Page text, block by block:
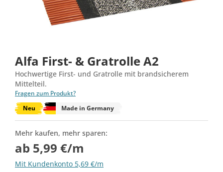
Alfa First- & Gratrolle A2
Hochwertige First- und Gratrolle mit brandsicherem
Mittelteil.
Fragen zum Produkt?
Neu
Made in Germany
Mehr kaufen, mehr sparen:
ab 5,99 €/m
Mit Kundenkonto 5,69 €/m